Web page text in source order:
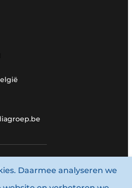
Daarmee analyseren we